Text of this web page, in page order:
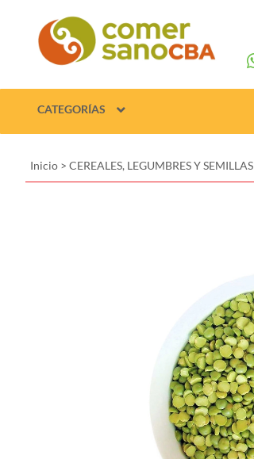
CATEGORÍAS
Inicio > CEREALES, LEGUMBRES Y SEMILLAS